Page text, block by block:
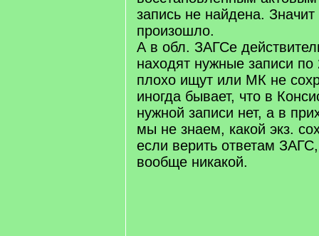
запись не найдена.
произошло.
А в обл. ЗАГСе
находят нужные записи
плохо ищут или МК не
иногда бывает, что в
нужной записи нет, а в
мы не знаем, какой экз.
если верить ответам
вообще никакой.